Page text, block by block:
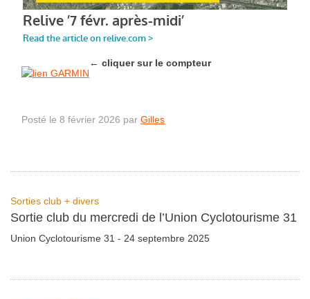
← cliquer sur le compteur
Posté le 8 février 2026 par Gilles
Sorties club + divers
Sortie club du mercredi de l’Union Cyclotourisme 31
Union Cyclotourisme 31 - 24 septembre 2025